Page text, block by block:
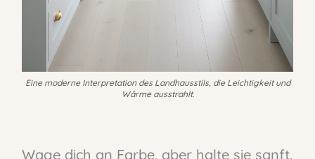
Eine moderne Interpretation des Landhausstils, die Leichtigkeit und
Wärme ausstrahlt.
Wage dich an Farbe, aber halte sie sanft.